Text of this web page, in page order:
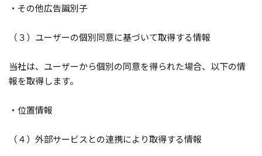
・その他広告識別子
（３）ユーザーの個別同意に基づいて取得する情報
当社は、ユーザーから個別の同意を得られた場合、以下の情
報を取得します。
・位置情報
（４）外部サービスとの連携により取得する情報